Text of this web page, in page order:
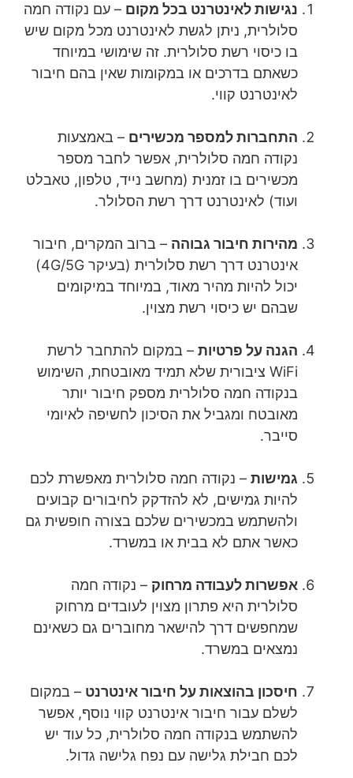
נגישות לאינטרנט בכל מקום – עם נקודה חמה
סלולרית, ניתן לגשת לאינטרנט מכל מקום שיש
בו כיסוי רשת סלולרית. זה שימושי במיוחד
כשאתם בדרכים או במקומות שאין בהם חיבור
לאינטרנט קווי.
התחברות למספר מכשירים – באמצעות
נקודה חמה סלולרית, אפשר לחבר מספר
מכשירים בו זמנית (מחשב נייד, טלפון, טאבלט
ועוד) לאינטרנט דרך רשת הסלולר.
מהירות חיבור גבוהה – ברוב המקרים, חיבור
אינטרנט דרך רשת סלולרית (בעיקר 4G/5G)
יכול להיות מהיר מאוד, במיוחד במיקומים
שבהם יש כיסוי רשת מצוין.
הגנה על פרטיות – במקום להתחבר לרשת
WiFi ציבורית שלא תמיד מאובטחת, השימוש
בנקודה חמה סלולרית מספק חיבור יותר
מאובטח ומגביל את הסיכון לחשיפה לאיומי
סייבר.
גמישות – נקודה חמה סלולרית מאפשרת לכם
להיות גמישים, לא להזדקק לחיבורים קבועים
ולהשתמש במכשירים שלכם בצורה חופשית גם
כאשר אתם לא בבית או במשרד.
אפשרות לעבודה מרחוק – נקודה חמה
סלולרית היא פתרון מצוין לעובדים מרחוק
שמחפשים דרך להישאר מחוברים גם כשאינם
נמצאים במשרד.
חיסכון בהוצאות על חיבור אינטרנט – במקום
לשלם עבור חיבור אינטרנט קווי נוסף, אפשר
להשתמש בנקודה חמה סלולרית, כל עוד יש
לכם חבילת גלישה עם נפח גלישה גדול.